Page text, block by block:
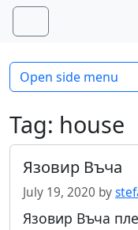
Skip to content
Skip to footer
Menu
Tag: house
Язовир Въча
July 19, 2020 by
Язовир Въча
Open side menu